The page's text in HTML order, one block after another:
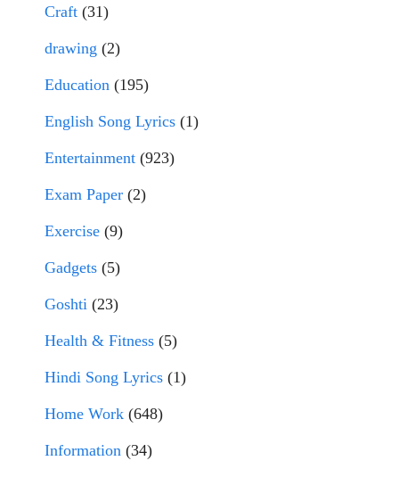
Craft (31)
drawing (2)
Education (195)
English Song Lyrics (1)
Entertainment (923)
Exam Paper (2)
Exercise (9)
Gadgets (5)
Goshti (23)
Health & Fitness (5)
Hindi Song Lyrics (1)
Home Work (648)
Information (34)